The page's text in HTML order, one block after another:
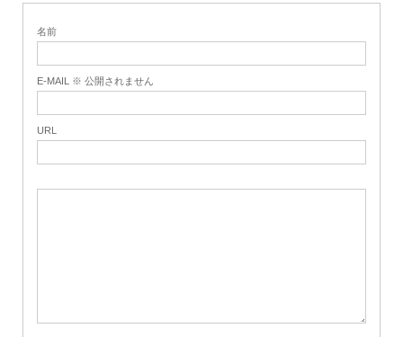
名前
E-MAIL ※ 公開されません
URL